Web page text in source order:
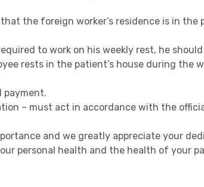
the foreign worker’s residence is in the
to work on his weekly rest, he
rests in the patient’s house during the
payment.
– must act in accordance with the
and we greatly appreciate your
personal health and the health of your